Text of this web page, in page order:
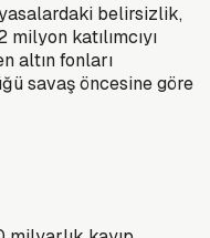
belirsizlik,
katılımcıyı
altın fonları
savaş öncesine göre